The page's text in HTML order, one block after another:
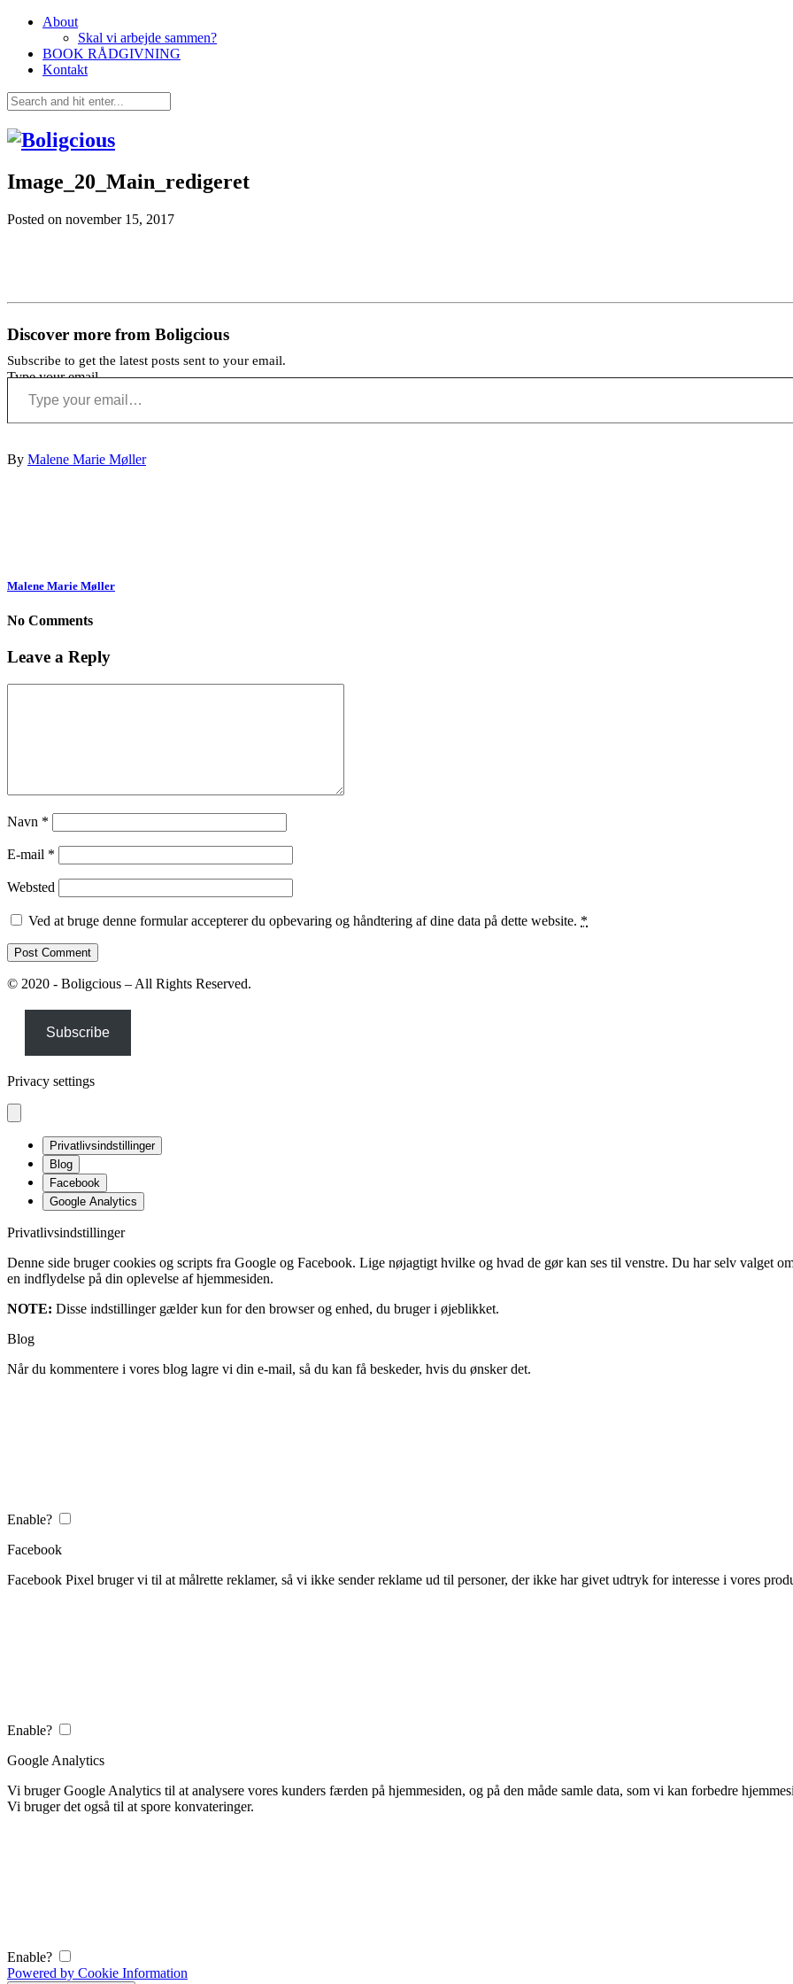
About
Skal vi arbejde sammen?
BOOK RÅDGIVNING
Kontakt
Image_20_Main_redigeret
Posted on november 15, 2017
Discover more from Boligcious
Subscribe to get the latest posts sent to your email.
Type your email…
By Malene Marie Møller
Malene Marie Møller
No Comments
Leave a Reply
Navn *
E-mail *
Websted
Ved at bruge denne formular accepterer du opbevaring og håndtering af dine data på dette website. *
© 2020 - Boligcious – All Rights Reserved.
Subscribe
Privacy settings
Privatlivsindstillinger
Blog
Facebook
Google Analytics
Privatlivsindstillinger
Denne side bruger cookies og scripts fra Google og Facebook. Lige nøjagtigt hvilke og hvad de gør kan ses til venstre. Du har selv valget
en indflydelse på din oplevelse af hjemmesiden.
NOTE: Disse indstillinger gælder kun for den browser og enhed, du bruger i øjeblikket.
Blog
Når du kommentere i vores blog lagre vi din e-mail, så du kan få beskeder, hvis du ønsker det.
Enable?
Facebook
Facebook Pixel bruger vi til at målrette reklamer, så vi ikke sender reklame ud til personer, der ikke har givet udtryk for interesse i vores
Enable?
Google Analytics
Vi bruger Google Analytics til at analysere vores kunders færden på hjemmesiden, og på den måde samle data, som vi kan forbedre
Vi bruger det også til at spore konvateringer.
Enable?
Powered by Cookie Information